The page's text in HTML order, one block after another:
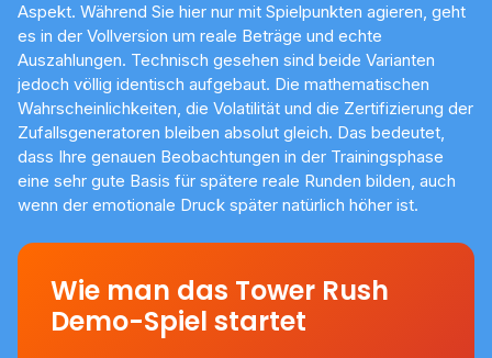
Aspekt. Während Sie hier nur mit Spielpunkten agieren, geht
es in der Vollversion um reale Beträge und echte
Auszahlungen. Technisch gesehen sind beide Varianten
jedoch völlig identisch aufgebaut. Die mathematischen
Wahrscheinlichkeiten, die Volatilität und die Zertifizierung der
Zufallsgeneratoren bleiben absolut gleich. Das bedeutet,
dass Ihre genauen Beobachtungen in der Trainingsphase
eine sehr gute Basis für spätere reale Runden bilden, auch
wenn der emotionale Druck später natürlich höher ist.
Wie man das Tower Rush
Demo-Spiel startet